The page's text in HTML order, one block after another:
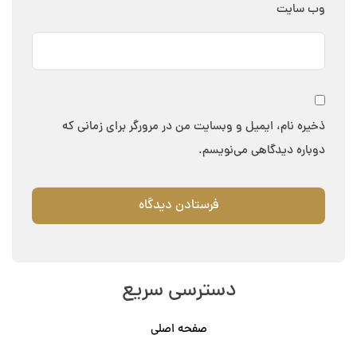
وب‌ سایت
ذخیره نام، ایمیل و وبسایت من در مرورگر برای زمانی که
دوباره دیدگاهی می‌نویسم.
دسترسی سریع
صفحه اصلی